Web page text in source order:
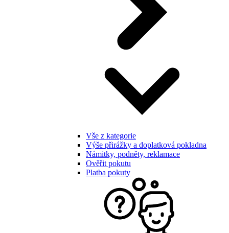
Vše z kategorie
Výše přirážky a doplatková pokladna
Námitky, podněty, reklamace
Ověřit pokutu
Platba pokuty